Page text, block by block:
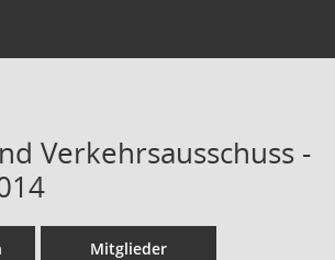
Verkehrsausschuss -
Mitglieder